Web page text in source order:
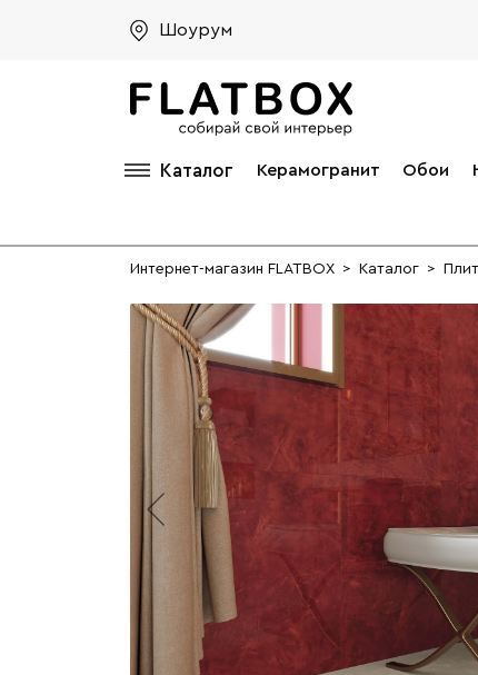
Шоурум
Каталог Керамогранит Обои
Интернет-магазин FLATBOX > Каталог >